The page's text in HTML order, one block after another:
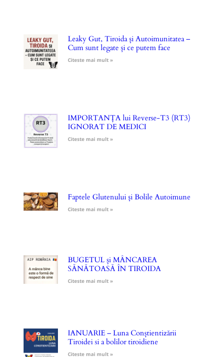
Leaky Gut, Tiroida și Autoimunitatea –
Cum sunt legate și ce putem face
Citeste mai mult »
IMPORTANȚA lui Reverse-T3 (RT3)
IGNORAT DE MEDICI
Citeste mai mult »
Faptele Glutenului și Bolile Autoimune
Citeste mai mult »
BUGETUL și MÂNCAREA
SĂNĂTOASĂ ÎN TIROIDA
Citeste mai mult »
IANUARIE – Luna Conștientizării
Tiroidei si a bolilor tiroidiene
Citeste mai mult »